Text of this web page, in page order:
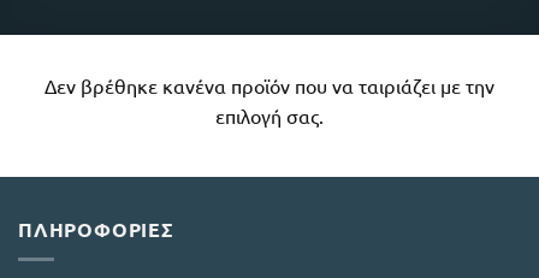
Δεν βρέθηκε κανένα προϊόν που να ταιριάζει με την
επιλογή σας.
ΠΛΗΡΟΦΟΡΊΕΣ